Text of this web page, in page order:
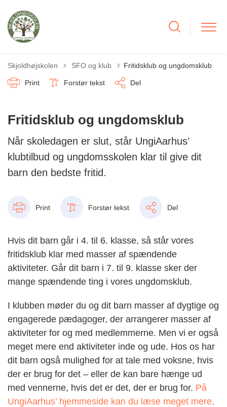
Skjoldhøjskolen Tilbage til
SFO og klub Fritidsklub og ungdomsklub
Print Forstør tekst Del
Fritidsklub og ungdomsklub
Når skoledagen er slut, står UngiAarhus’
klubtilbud og ungdomsskolen klar til give dit
barn den bedste fritid.
Print Forstør tekst Del
Hvis dit barn går i 4. til 6. klasse, så står vores
fritidsklub klar med masser af spændende
aktiviteter. Går dit barn i 7. til 9. klasse sker der
mange spændende ting i vores ungdomsklub.
I klubben møder du og dit barn masser af dygtige og
engagerede pædagoger, der arrangerer masser af
aktiviteter for og med medlemmerne. Men vi er også
meget mere end aktiviteter inde og ude. Hos os har
dit barn også mulighed for at tale med voksne, hvis
der er brug for det – eller de kan bare hænge ud
med vennerne, hvis det er det, der er brug for. På
UngiAarhus’ hjemmeside kan du læse meget mere,